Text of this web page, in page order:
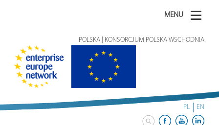
MENU
POLSKA | KONSORCJUM POLSKA WSCHODNIA
PL EN